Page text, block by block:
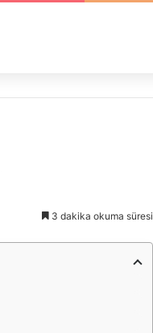
3 dakika okuma süresi